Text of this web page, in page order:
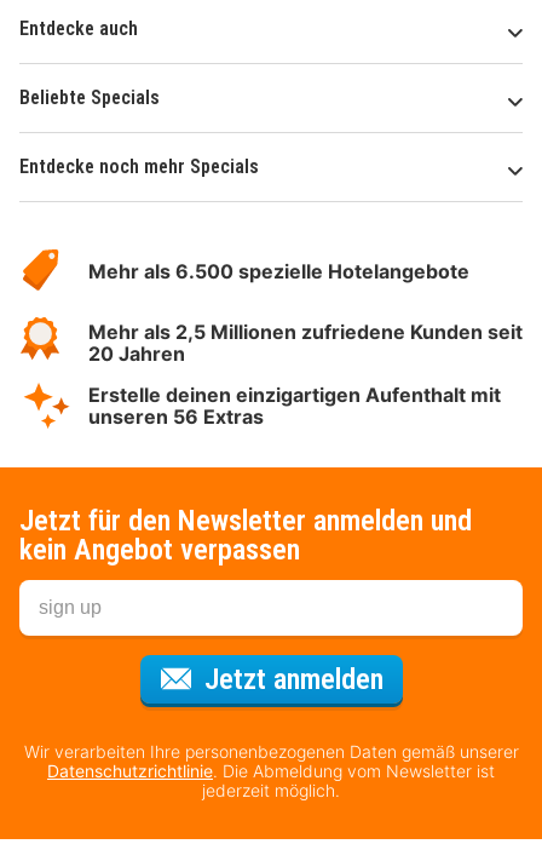
Entdecke auch
Beliebte Specials
Entdecke noch mehr Specials
Hotelspecials
Mehr als 6.500 spezielle Hotelangebote
Mehr als 2,5 Millionen zufriedene Kunden seit
20 Jahren
Erstelle deinen einzigartigen Aufenthalt mit
unseren 56 Extras
Jetzt für den Newsletter anmelden und
kein Angebot verpassen
Jetzt anmeldenFür den
Wir verarbeiten Ihre personenbezogenen Daten gemäß unserer
Datenschutzrichtlinie. Die Abmeldung vom Newsletter ist
jederzeit möglich.